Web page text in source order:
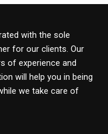
with the sole
for our clients. Our
of experience and
will help you in being
we take care of